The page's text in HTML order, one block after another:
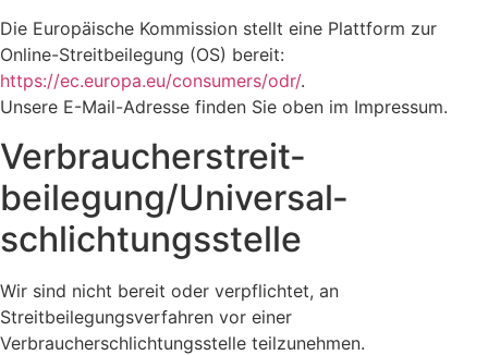
Die Europäische Kommission stellt eine Plattform zur
Online-Streitbeilegung (OS) bereit:
https://ec.europa.eu/consumers/odr/.
Unsere E-Mail-Adresse finden Sie oben im Impressum.
Verbraucher­streit­
beilegung/Universal­
schlichtungs­stelle
Wir sind nicht bereit oder verpflichtet, an
Streitbeilegungsverfahren vor einer
Verbraucherschlichtungsstelle teilzunehmen.